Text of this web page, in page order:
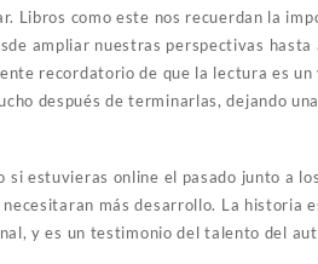
Libros como este nos recuerdan la
ampliar nuestras perspectivas hasta
recordatorio de que la lectura es un
después de terminarlas, dejando
estuvieras online el pasado junto a
más desarrollo. La historia
y es un testimonio del talento del